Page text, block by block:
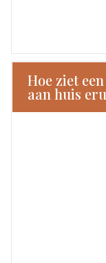
Hoe ziet
aan huis